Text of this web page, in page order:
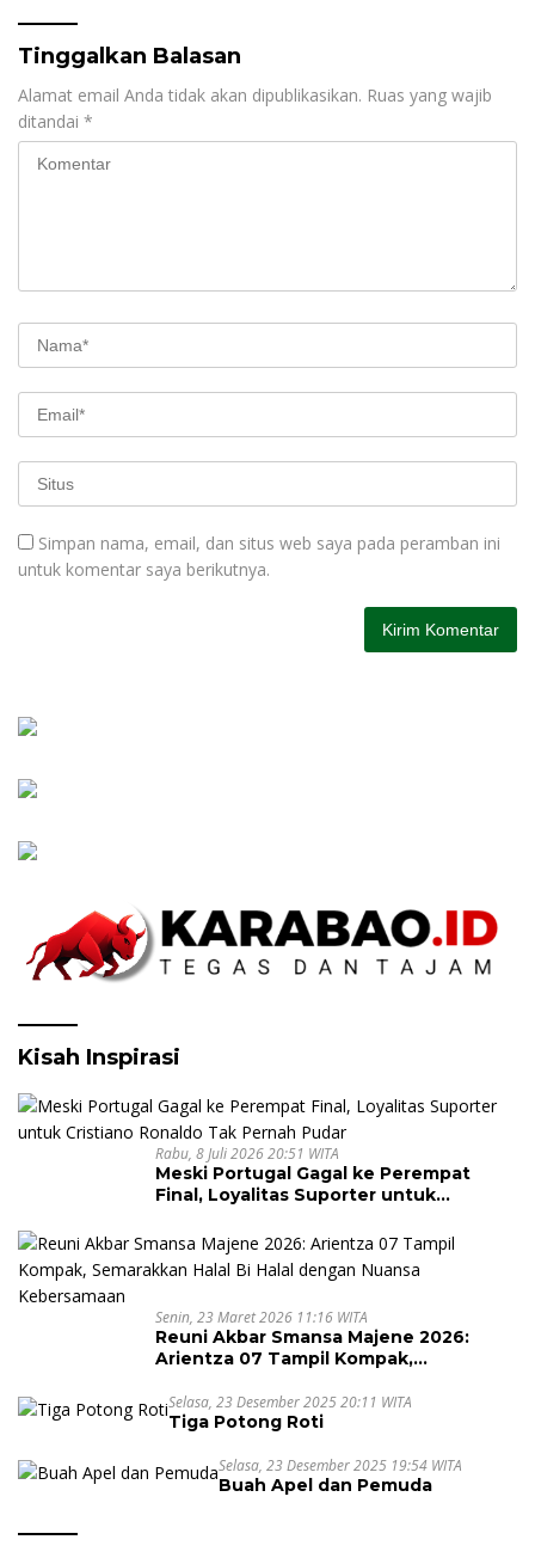
Tinggalkan Balasan
Alamat email Anda tidak akan dipublikasikan. Ruas yang wajib
ditandai *
Simpan nama, email, dan situs web saya pada peramban ini
untuk komentar saya berikutnya.
Kisah Inspirasi
Rabu, 8 Juli 2026 20:51 WITA
Meski Portugal Gagal ke Perempat
Final, Loyalitas Suporter untuk
Senin, 23 Maret 2026 11:16 WITA
Reuni Akbar Smansa Majene 2026:
Arientza 07 Tampil Kompak,
Nuansa Kebersamaan
Selasa, 23 Desember 2025 20:11 WITA
Tiga Potong Roti
Selasa, 23 Desember 2025 19:54 WITA
Buah Apel dan Pemuda